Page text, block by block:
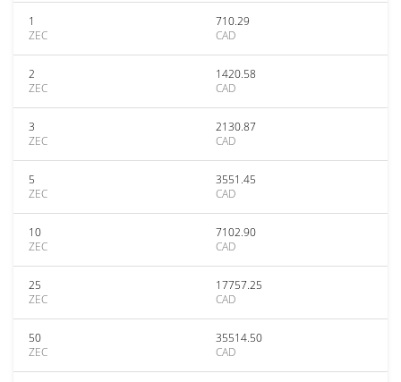
1
ZEC
710.29
CAD
2
ZEC
1420.58
CAD
3
ZEC
2130.87
CAD
5
ZEC
3551.45
CAD
10
ZEC
7102.90
CAD
25
ZEC
17757.25
CAD
50
ZEC
35514.50
CAD